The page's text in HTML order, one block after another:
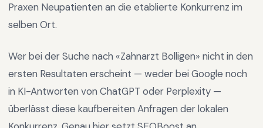
Praxen Neupatienten an die etablierte Konkurrenz im
selben Ort.
Wer bei der Suche nach «Zahnarzt Bolligen» nicht in den
ersten Resultaten erscheint — weder bei Google noch
in KI-Antworten von ChatGPT oder Perplexity —
überlässt diese kaufbereiten Anfragen der lokalen